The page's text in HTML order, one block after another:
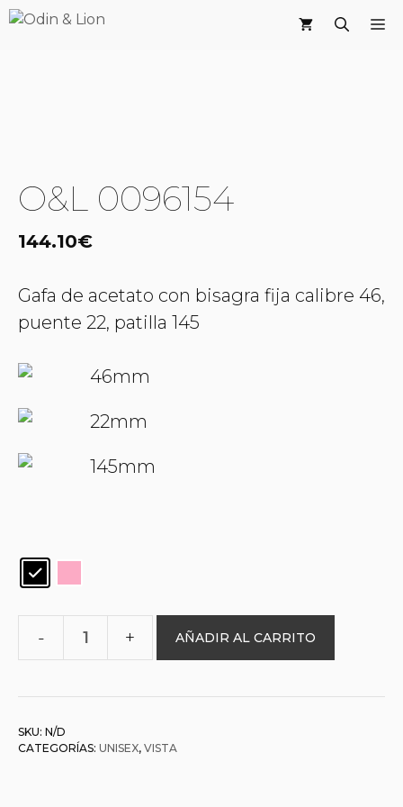
Saltar
O&L 0096154
144.10€
Gafa de acetato con bisagra fija calibre 46,
puente 22, patilla 145
46mm
22mm
145mm
cantidad
AÑADIR AL CARRITO
SKU: N/D
CATEGORÍAS: UNISEX, VISTA